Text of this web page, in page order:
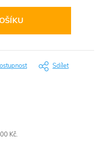
Sdílet
Kč.